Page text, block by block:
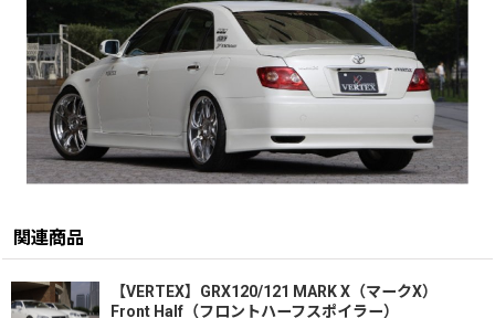
関連商品
【VERTEX】GRX120/121 MARK X（マークX）
Front Half（フロントハーフスポイラー）